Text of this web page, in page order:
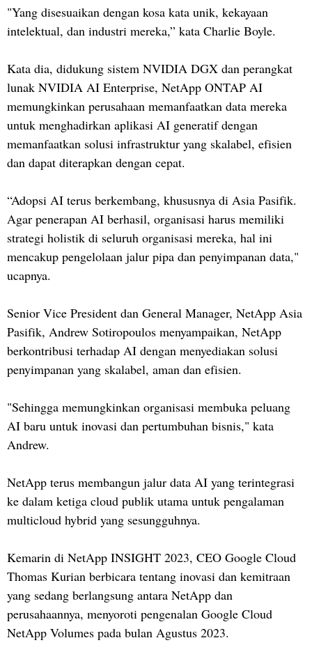
"Yang disesuaikan dengan kosa kata unik, kekayaan
intelektual, dan industri mereka,” kata Charlie Boyle.
Kata dia, didukung sistem NVIDIA DGX dan perangkat
lunak NVIDIA AI Enterprise, NetApp ONTAP AI
memungkinkan perusahaan memanfaatkan data mereka
untuk menghadirkan aplikasi AI generatif dengan
memanfaatkan solusi infrastruktur yang skalabel, efisien
dan dapat diterapkan dengan cepat.
“Adopsi AI terus berkembang, khususnya di Asia Pasifik.
Agar penerapan AI berhasil, organisasi harus memiliki
strategi holistik di seluruh organisasi mereka, hal ini
mencakup pengelolaan jalur pipa dan penyimpanan data,"
ucapnya.
Senior Vice President dan General Manager, NetApp Asia
Pasifik, Andrew Sotiropoulos menyampaikan, NetApp
berkontribusi terhadap AI dengan menyediakan solusi
penyimpanan yang skalabel, aman dan efisien.
"Sehingga memungkinkan organisasi membuka peluang
AI baru untuk inovasi dan pertumbuhan bisnis," kata
Andrew.
NetApp terus membangun jalur data AI yang terintegrasi
ke dalam ketiga cloud publik utama untuk pengalaman
multicloud hybrid yang sesungguhnya.
Kemarin di NetApp INSIGHT 2023, CEO Google Cloud
Thomas Kurian berbicara tentang inovasi dan kemitraan
yang sedang berlangsung antara NetApp dan
perusahaannya, menyoroti pengenalan Google Cloud
NetApp Volumes pada bulan Agustus 2023.